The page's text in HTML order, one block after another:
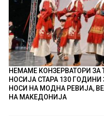
НЕМАМЕ КОНЗЕРВАТОРИ ЗА
НОСИЈА СТАРА 130
НОСИ НА МОДНА РЕВИЈА,
НА МАКЕДОНИЈА